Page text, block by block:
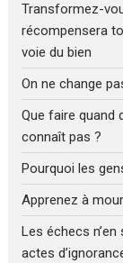
Transformez-
récompensera
voie du bien
On ne change
Que faire quand
connaît pas ?
Pourquoi les
Apprenez à
Les échecs
actes